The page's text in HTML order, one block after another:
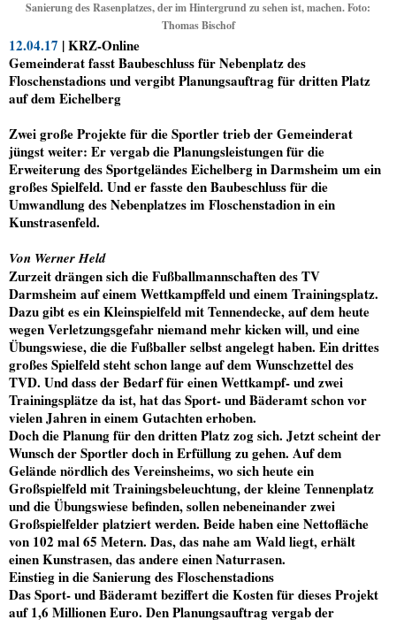
Sanierung des Rasenplatzes, der im Hintergrund zu sehen ist, machen. Foto:
Thomas Bischof
12.04.17 | KRZ-Online
Gemeinderat fasst Baubeschluss für Nebenplatz des
Floschenstadions und vergibt Planungsauftrag für dritten Platz
auf dem Eichelberg
Zwei große Projekte für die Sportler trieb derGemeinderat
jüngst weiter: Er vergab die Planungsleistungen für die
Erweiterung des Sportgeländes Eichelberg in Darmsheim um ein
großes Spielfeld. Und er fasste den Baubeschluss für die
Umwandlung des Nebenplatzes im Floschenstadion in ein
Kunstrasenfeld.
Von Werner Held
Zurzeit drängen sich die Fußballmannschaften des TV
Darmsheim auf einem Wettkampffeld und einem Trainingsplatz.
Dazu gibt es ein Kleinspielfeld mit Tennendecke, auf dem heute
wegen Verletzungsgefahr niemand mehr kicken will, und eine
Übungswiese, die die Fußballer selbst angelegt haben. Ein drittes
großes Spielfeld steht schon lange auf dem Wunschzettel des
TVD. Und dass der Bedarf für einen Wettkampf- und zwei
Trainingsplätze da ist, hat das Sport- und Bäderamt schon vor
vielen Jahren in einem Gutachten erhoben.
Doch die Planung für den dritten Platz zog sich. Jetzt scheint der
Wunsch der Sportler doch in Erfüllung zu gehen. Auf dem
Gelände nördlich des Vereinsheims, wo sich heute ein
Großspielfeld mit Trainingsbeleuchtung, der kleine Tennenplatz
und die Übungswiese befinden, sollen nebeneinander zwei
Großspielfelder platziert werden. Beide haben eine Nettofläche
von 102 mal 65 Metern. Das, das nahe am Wald liegt, erhält
einen Kunstrasen, das andere einen Naturrasen.
Einstieg in die Sanierung des Floschenstadions
Das Sport- und Bäderamt beziffert die Kosten für dieses Projekt
auf 1,6 Millionen Euro. Den Planungsauftrag vergab der